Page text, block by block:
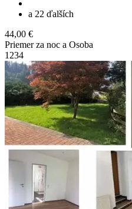
a 22 ďalších
44,00 €
Priemer za noc a Osoba
1 234